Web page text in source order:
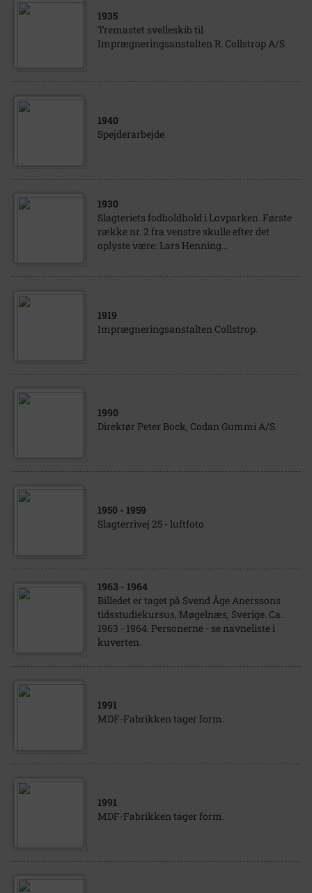
1935
Tremastet svelleskib til
Imprægneringsanstalten R. Collstrop A/S
1940
Spejderarbejde
1930
Slagteriets fodboldhold i Lovparken. Første
række nr. 2 fra venstre skulle efter det
oplyste være: Lars Henning...
1919
Imprægneringsanstalten Collstrop.
1990
Direktør Peter Bock, Codan Gummi A/S.
1950 - 1959
Slagterrivej 25 - luftfoto
1963 - 1964
Billedet er taget på Svend Åge Anerssons
tidsstudiekursus, Møgelnæs, Sverige. Ca.
1963 - 1964. Personerne - se navneliste i
kuverten.
1991
MDF-Fabrikken tager form.
1991
MDF-Fabrikken tager form.